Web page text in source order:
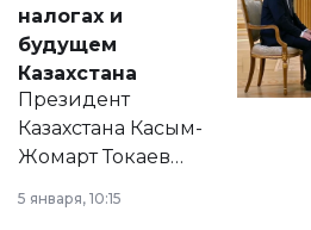
налогах и
будущем
Казахстана
Президент
Казахстана Касым-
Жомарт Токаев
сразу несколько
5 января, 10:15